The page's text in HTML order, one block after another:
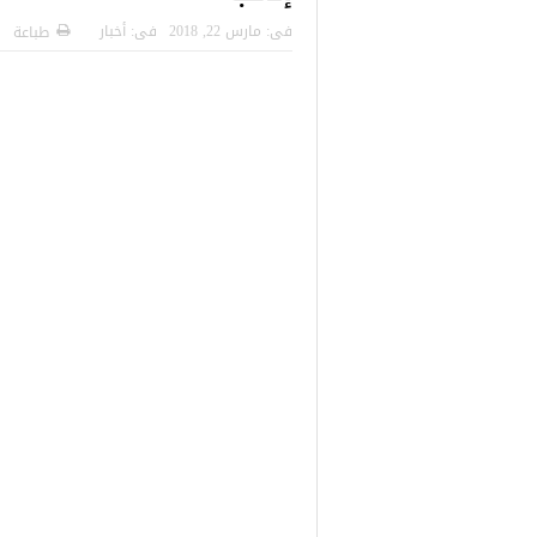
فى: مارس 22, 2018 فى: أخبار طباعة “شاهد
رسائل تحذيرية من الشرطة التركية